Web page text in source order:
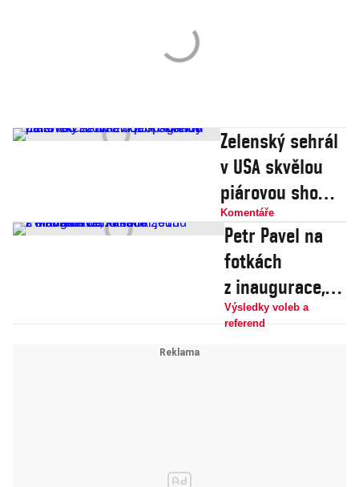
Zelenský sehrál
v USA skvělou
piárovou show a
udělil Putinovi
další lekci
z umění
propagandy
Komentáře
Petr Pavel na
fotkách
z inaugurace,
kde hrál jednu
Výsledky voleb a
referend